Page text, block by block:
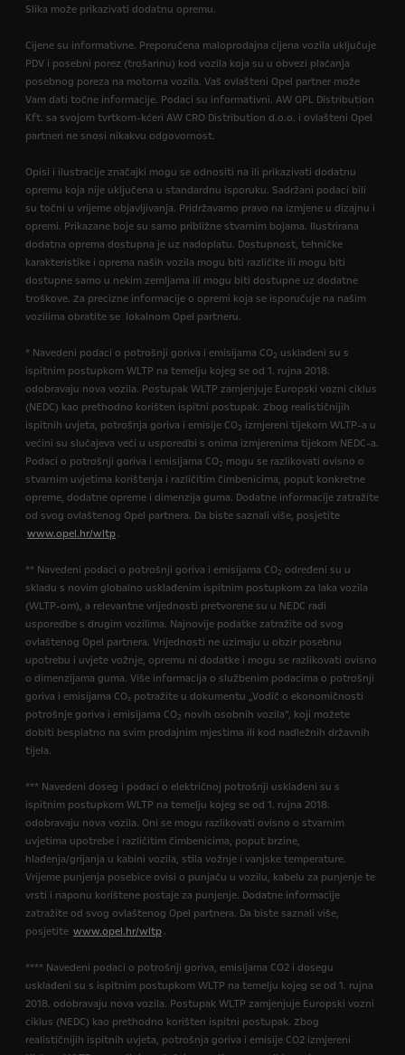
Slika može prikazivati dodatnu opremu.
Cijene su informativne. Preporučena maloprodajna cijena vozila uključuje
PDV i posebni porez (trošarinu) kod vozila koja su u obvezi plaćanja
posebnog poreza na motorna vozila. Vaš ovlašteni Opel partner može
Vam dati točne informacije. Podaci su informativni. AW OPL Distribution
Kft. sa svojom tvrtkom-kćeri AW CRO Distribution d.o.o. i ovlašteni Opel
partneri ne snosi nikakvu odgovornost.
Opisi i ilustracije značajki mogu se odnositi na ili prikazivati dodatnu
opremu koja nije uključena u standardnu isporuku. Sadržani podaci bili
su točni u vrijeme objavljivanja. Pridržavamo pravo na izmjene u dizajnu i
opremi. Prikazane boje su samo približne stvarnim bojama. Ilustrirana
dodatna oprema dostupna je uz nadoplatu. Dostupnost, tehničke
karakteristike i oprema naših vozila mogu biti različite ili mogu biti
dostupne samo u nekim zemljama ili mogu biti dostupne uz dodatne
troškove. Za precizne informacije o opremi koja se isporučuje na našim
vozilima obratite se lokalnom Opel partneru.
* Navedeni podaci o potrošnji goriva i emisijama CO2 usklađeni su s
ispitnim postupkom WLTP na temelju kojeg se od 1. rujna 2018.
odobravaju nova vozila. Postupak WLTP zamjenjuje Europski vozni ciklus
(NEDC) kao prethodno korišten ispitni postupak. Zbog realističnijih
ispitnih uvjeta, potrošnja goriva i emisije CO2 izmjereni tijekom WLTP-a u
većini su slučajeva veći u usporedbi s onima izmjerenima tijekom NEDC-a.
Podaci o potrošnji goriva i emisijama CO2 mogu se razlikovati ovisno o
stvarnim uvjetima korištenja i različitim čimbenicima, poput konkretne
opreme, dodatne opreme i dimenzija guma. Dodatne informacije zatražite
od svog ovlaštenog Opel partnera. Da biste saznali više, posjetite
www.opel.hr/wltp .
** Navedeni podaci o potrošnji goriva i emisijama CO2 određeni su u
skladu s novim globalno usklađenim ispitnim postupkom za laka vozila
(WLTP-om), a relevantne vrijednosti pretvorene su u NEDC radi
usporedbe s drugim vozilima. Najnovije podatke zatražite od svog
ovlaštenog Opel partnera. Vrijednosti ne uzimaju u obzir posebnu
upotrebu i uvjete vožnje, opremu ni dodatke i mogu se razlikovati ovisno
o dimenzijama guma. Više informacija o službenim podacima o potrošnji
goriva i emisijama CO₂ potražite u dokumentu „Vodič o ekonomičnosti
potrošnje goriva i emisijama CO2 novih osobnih vozila”, koji možete
dobiti besplatno na svim prodajnim mjestima ili kod nadležnih državnih
tijela.
*** Navedeni doseg i podaci o električnoj potrošnji usklađeni su s
ispitnim postupkom WLTP na temelju kojeg se od 1. rujna 2018.
odobravaju nova vozila. Oni se mogu razlikovati ovisno o stvarnim
uvjetima upotrebe i različitim čimbenicima, poput brzine,
hlađenja/grijanja u kabini vozila, stila vožnje i vanjske temperature.
Vrijeme punjenja posebice ovisi o punjaču u vozilu, kabelu za punjenje te
vrsti i naponu korištene postaje za punjenje. Dodatne informacije
zatražite od svog ovlaštenog Opel partnera. Da biste saznali više,
posjetite www.opel.hr/wltp .
**** Navedeni podaci o potrošnji goriva, emisijama CO2 i dosegu
usklađeni su s ispitnim postupkom WLTP na temelju kojeg se od 1. rujna
2018. odobravaju nova vozila. Postupak WLTP zamjenjuje Europski vozni
ciklus (NEDC) kao prethodno korišten ispitni postupak. Zbog
realističnijih ispitnih uvjeta, potrošnja goriva i emisije CO2 izmjereni